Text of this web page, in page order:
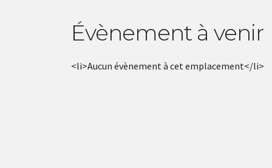
Évènement à venir
<li>Aucun évènement à cet emplacement</li>